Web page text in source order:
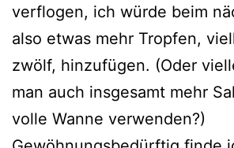
verflogen, ich würde beim
also etwas mehr Tropfen,
zwölf, hinzufügen. (Oder
man auch insgesamt mehr
volle Wanne verwenden?)